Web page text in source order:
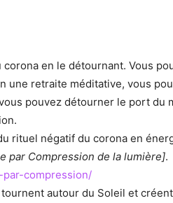
en le détournant. Vous
une retraite méditative, vous
pouvez détourner le port du
rituel négatif du corona en
par Compression de la lumière].
par-compression/
autour du Soleil et